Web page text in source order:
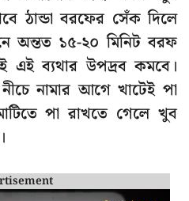
ঠান্ডা বরফের সেঁক দিলে
অন্তত ১৫-২০ মিনিট বরফ
এই ব্যথার উপদ্রব কমবে।
নামার আগে খাটেই পা
পা রাখতে গেলে খুব